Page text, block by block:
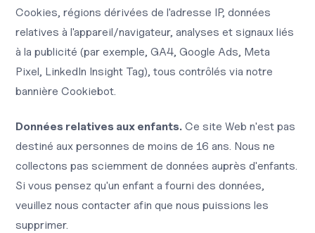
Cookies, régions dérivées de l'adresse IP, données
relatives à l'appareil/navigateur, analyses et signaux liés
à la publicité (par exemple, GA4, Google Ads, Meta
Pixel, LinkedIn Insight Tag), tous contrôlés via notre
bannière Cookiebot.
Données relatives aux enfants. Ce site Web n'est pas
destiné aux personnes de moins de 16 ans. Nous ne
collectons pas sciemment de données auprès d'enfants.
Si vous pensez qu'un enfant a fourni des données,
veuillez nous contacter afin que nous puissions les
supprimer.